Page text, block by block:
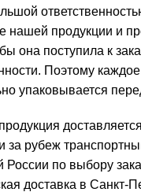
нашей продукции и
она поступила к
Поэтому
упаковывается
за рубеж
России по выбору
доставка в Санкт-